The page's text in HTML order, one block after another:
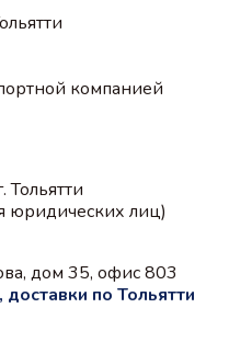
компанией
Тольятти
юридических лиц)
дом 35, офис 803
по Тольятти